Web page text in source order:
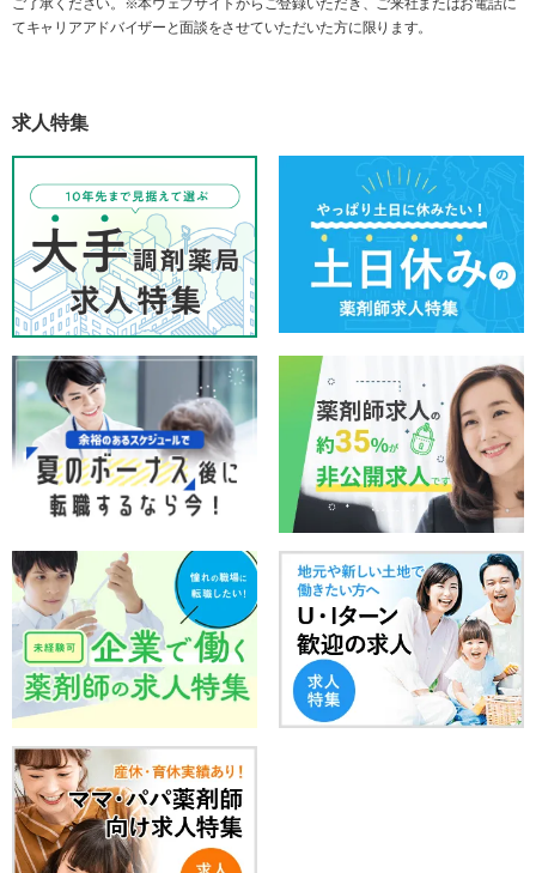
ご了承ください。※本ウェブサイトからご登録いただき、ご来社またはお電話に
てキャリアアドバイザーと面談をさせていただいた方に限ります。
求人特集